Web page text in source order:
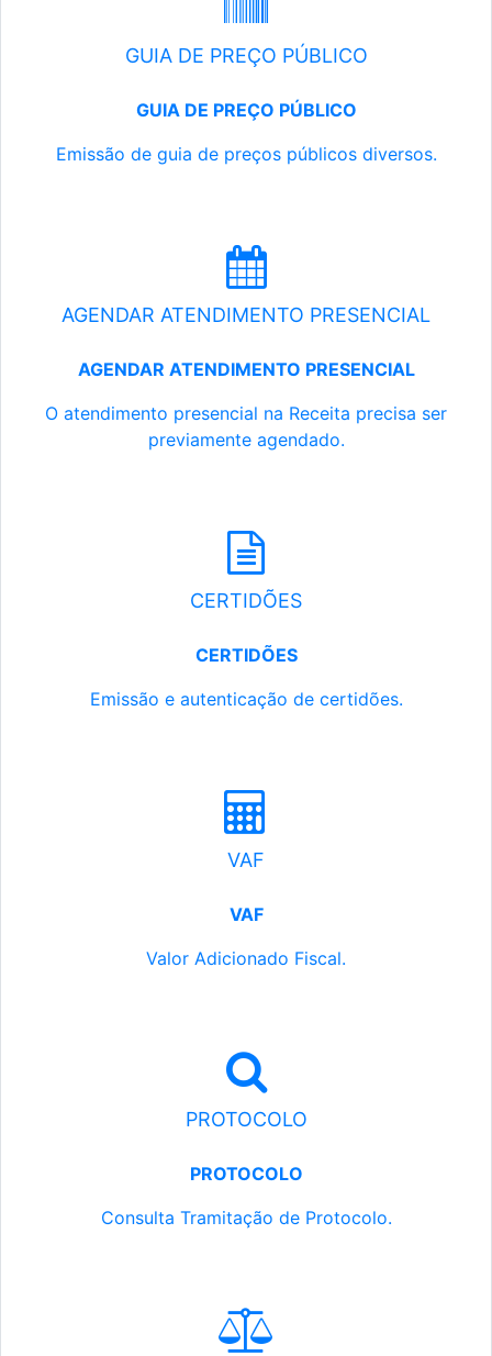
GUIA DE PREÇO PÚBLICO
GUIA DE PREÇO PÚBLICO
Emissão de guia de preços públicos diversos.
AGENDAR ATENDIMENTO PRESENCIAL
AGENDAR ATENDIMENTO PRESENCIAL
O atendimento presencial na Receita precisa ser
previamente agendado.
CERTIDÕES
CERTIDÕES
Emissão e autenticação de certidões.
VAF
VAF
Valor Adicionado Fiscal.
PROTOCOLO
PROTOCOLO
Consulta Tramitação de Protocolo.